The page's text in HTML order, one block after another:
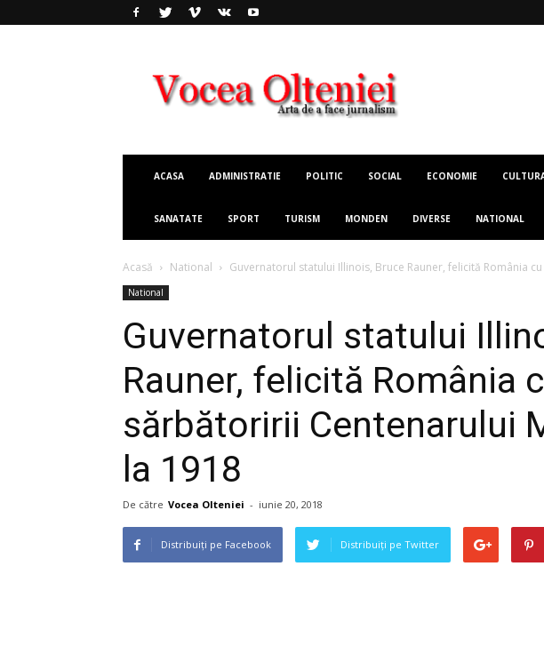
Olteniei
ACASA ADMINISTRATIE POLITIC SOCIAL ECONOMIE
SANATATE SPORT TURISM MONDEN DIVERSE NATIONAL
Acasă National Guvernatorul statului Illinois, Bruce Rauner, felicită România
National
Guvernatorul statului
Rauner, felicită România
sărbătoririi Centenarului
la 1918
De către Vocea Olteniei - iunie 20, 2018
Distribuiți pe Facebook Distribuiți pe Twitter